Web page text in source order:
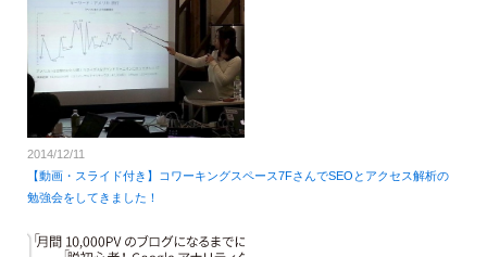
2014/12/11
【動画・スライド付き】コワーキングスペース7FさんでSEOとアクセス解析の
勉強会をしてきました！